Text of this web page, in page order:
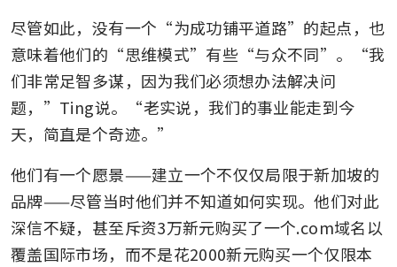
尽管如此，没有一个“为成功铺平道路”的起点，也
意味着他们的“思维模式”有些“与众不同”。“我
们非常足智多谋，因为我们必须想办法解决问
题，”Ting说。“老实说，我们的事业能走到今
天，简直是个奇迹。”
他们有一个愿景——建立一个不仅仅局限于新加坡的
品牌——尽管当时他们并不知道如何实现。他们对此
深信不疑，甚至斥资3万新元购买了一个.com域名以
覆盖国际市场，而不是花2000新元购买一个仅限本